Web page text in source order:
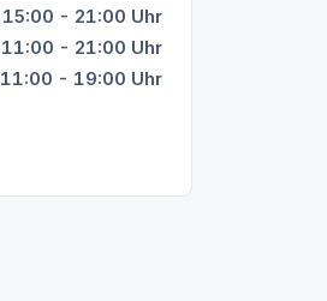
15:00 - 21:00 Uhr
11:00 - 21:00 Uhr
11:00 - 19:00 Uhr